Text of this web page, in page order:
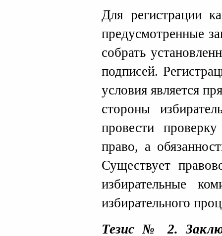
Для регистрации
предусмотренные
собрать
подписей.
условия является
стороны
провести
право, а
Существует
избирательные
избирательного
Тезис № 2.